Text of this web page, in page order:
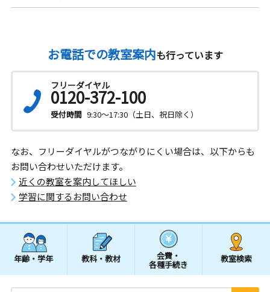
お電話での教室案内も行っています
フリーダイヤル
0120-372-100
受付時間 9:30～17:30（土日、祝日除く）
なお、フリーダイヤルがつながりにくい場合は、以下からも
お問い合わせいただけます。
近くの教室を案内してほしい
学習に関するお問い合わせ
年齢・学年 教科・教材 会費・
各種手続き
教室検索